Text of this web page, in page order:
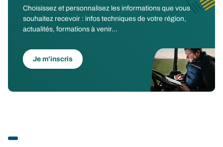
Choisissez et personnalisez les informations que vous
souhaitez recevoir : infos techniques de votre région,
actualités, formations à venir...
Je m'inscris